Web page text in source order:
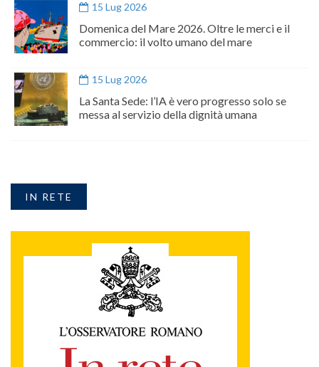
15 Lug 2026
Domenica del Mare 2026. Oltre le merci e il
commercio: il volto umano del mare
15 Lug 2026
La Santa Sede: l’IA è vero progresso solo se
messa al servizio della dignità umana
IN RETE